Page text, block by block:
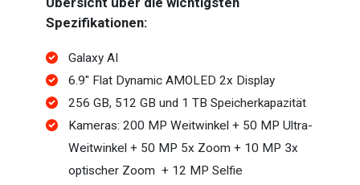
Spezifikationen:
Galaxy AI
6.9" Flat Dynamic AMOLED 2x Display
256 GB, 512 GB und 1 TB Speicherkapazität
Kameras: 200 MP Weitwinkel + 50 MP Ultra-
Weitwinkel + 50 MP 5x Zoom + 10 MP 3x
optischer Zoom + 12 MP Selfie